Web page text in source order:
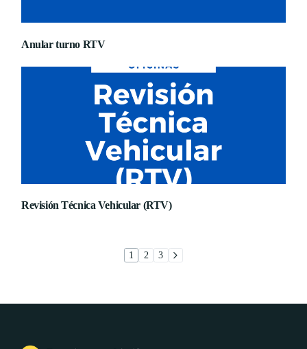
Anular turno RTV
Revisión Técnica Vehicular (RTV)
1 2 3